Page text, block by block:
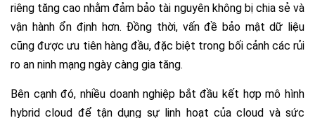
riêng tăng cao nhằm đảm bảo tài nguyên không bị chia sẻ và
vận hành ổn định hơn. Đồng thời, vấn đề bảo mật dữ liệu
cũng được ưu tiên hàng đầu, đặc biệt trong bối cảnh các rủi
ro an ninh mạng ngày càng gia tăng.
Bên cạnh đó, nhiều doanh nghiệp bắt đầu kết hợp mô hình
hybrid cloud để tận dụng sự linh hoạt của cloud và sức